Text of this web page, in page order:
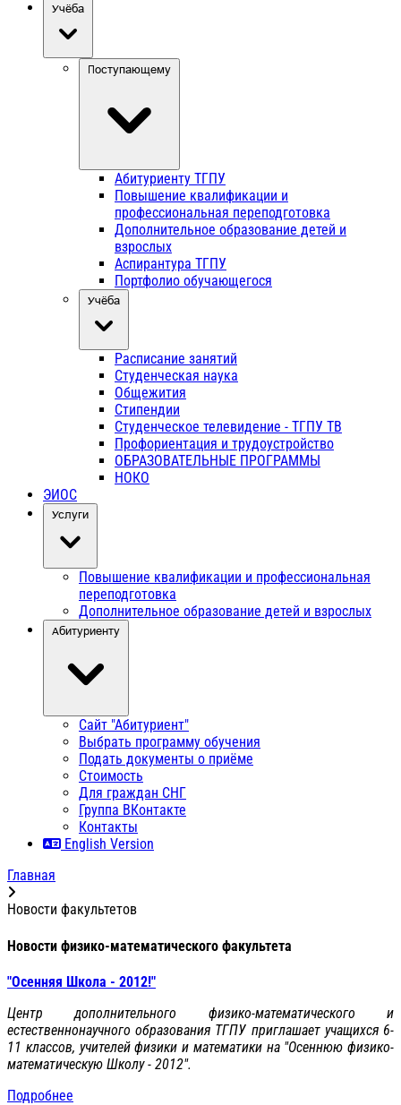
Учёба
Поступающему
Абитуриенту ТГПУ
Повышение квалификации и
профессиональная переподготовка
Дополнительное образование детей и
взрослых
Аспирантура ТГПУ
Портфолио обучающегося
Учёба
Расписание занятий
Студенческая наука
Общежития
Стипендии
Студенческое телевидение - ТГПУ ТВ
Профориентация и трудоустройство
ОБРАЗОВАТЕЛЬНЫЕ ПРОГРАММЫ
НОКО
ЭИОС
Услуги
Повышение квалификации и профессиональная
переподготовка
Дополнительное образование детей и взрослых
Абитуриенту
Сайт "Абитуриент"
Выбрать программу обучения
Подать документы о приёме
Стоимость
Для граждан СНГ
Группа ВКонтакте
Контакты
English Version
Главная
Новости факультетов
Новости физико-математического факультета
"Осенняя Школа - 2012!"
Центр дополнительного физико-математического и
естественнонаучного образования ТГПУ приглашает учащихся 6-
11 классов, учителей физики и математики на "Осеннюю физико-
математическую Школу - 2012".
Подробнее